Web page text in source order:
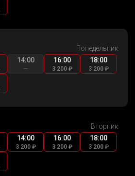
Понедельник
14:00
—
16:00
3 200 ₽
18:00
3 200 ₽
Вторник
14:00
3 200 ₽
16:00
3 200 ₽
18:00
3 200 ₽